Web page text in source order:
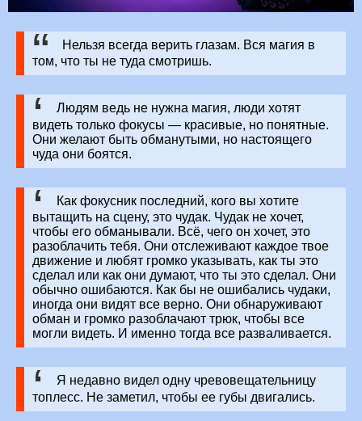
Нельзя всегда верить глазам. Вся магия в
том, что ты не туда смотришь.
Людям ведь не нужна магия, люди хотят
видеть только фокусы — красивые, но понятные.
Они желают быть обманутыми, но настоящего
чуда они боятся.
Как фокусник последний, кого вы хотите
вытащить на сцену, это чудак. Чудак не хочет,
чтобы его обманывали. Всё, чего он хочет, это
разоблачить тебя. Они отслеживают каждое твое
движение и любят громко указывать, как ты это
сделал или как они думают, что ты это сделал. Они
обычно ошибаются. Как бы не ошибались чудаки,
иногда они видят все верно. Они обнаруживают
обман и громко разоблачают трюк, чтобы все
могли видеть. И именно тогда все разваливается.
Я недавно видел одну чревовещательницу
топлесс. Не заметил, чтобы ее губы двигались.